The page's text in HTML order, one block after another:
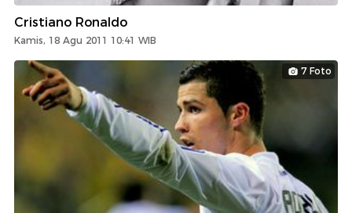
Cristiano Ronaldo
Kamis, 18 Agu 2011 10:41 WIB
7 Foto